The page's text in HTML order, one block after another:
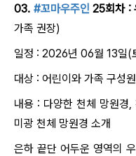
03. #꼬마우주인 25회차 :
가족 권장)
일정 : 2026년 06월 13일
대상 : 어린이와 가족 구성
내용 : 다양한 천체 망원경
미광 천체 망원경 소개
은하 끝단 어두운 영역의